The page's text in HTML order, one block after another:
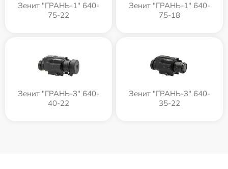
Зенит "ГРАНЬ-1" 640-
75-22
Зенит "ГРАНЬ-1" 640-
75-18
Зенит "ГРАНЬ-3" 640-
40-22
Зенит "ГРАНЬ-3" 640-
35-22